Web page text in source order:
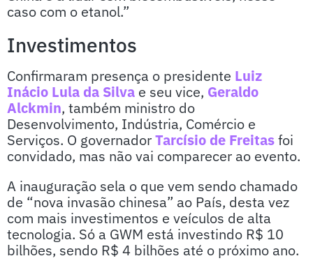
caso com o etanol.”
Investimentos
Confirmaram presença o presidente Luiz
Inácio Lula da Silva e seu vice, Geraldo
Alckmin, também ministro do
Desenvolvimento, Indústria, Comércio e
Serviços. O governadorTarcísio de Freitasfoi
convidado, mas não vai comparecer ao evento.
A inauguração sela o que vem sendo chamado
de “nova invasão chinesa” ao País, desta vez
com mais investimentos e veículos de alta
tecnologia. Só a GWM está investindo R$ 10
bilhões, sendo R$ 4 bilhões até o próximo ano.